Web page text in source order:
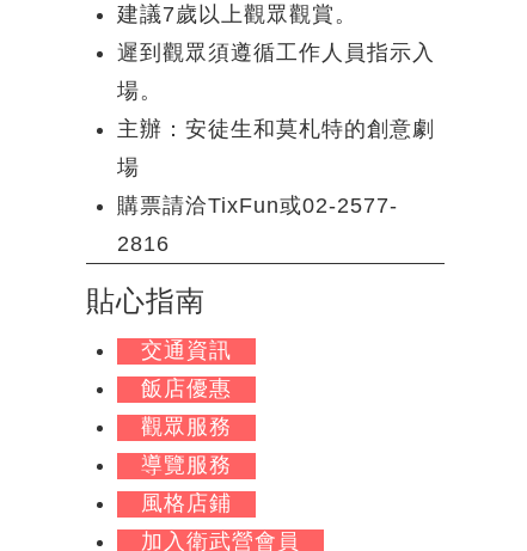
建議7歲以上觀眾觀賞。
遲到觀眾須遵循工作人員指示入
場。
主辦：安徒生和莫札特的創意劇
場
購票請洽TixFun或02-2577-
2816
貼心指南
交通資訊
飯店優惠
觀眾服務
導覽服務
風格店鋪
加入衛武營會員